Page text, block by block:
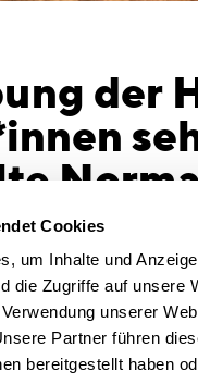
Cookies
um Inhalte und
die Zugriffe auf unsere
unserer
Partner führen
bereitgestellt haben
der
fordert
neues Social
Austausch /
Zusammenarbeit
Während der